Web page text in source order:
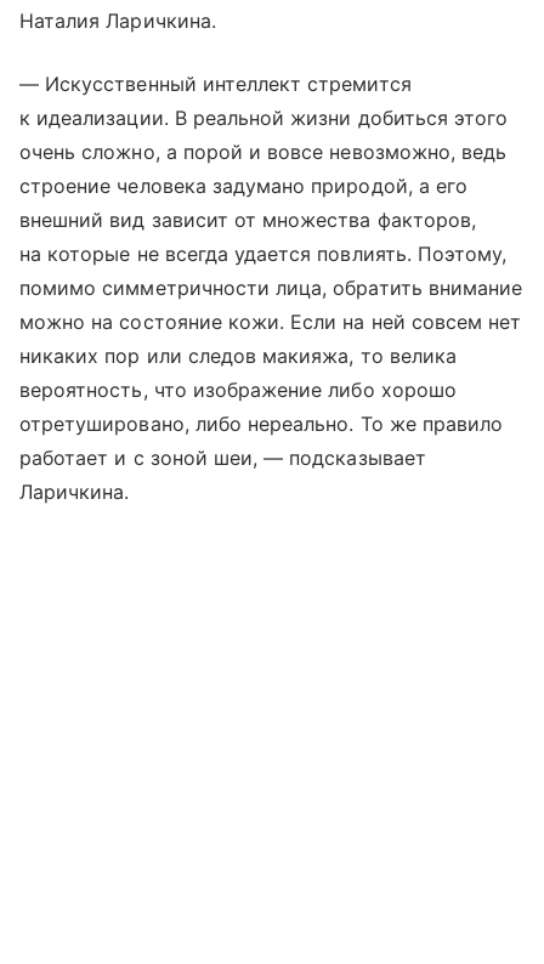
Наталия Ларичкина.
— Искусственный интеллект стремится
к идеализации. В реальной жизни добиться этого
очень сложно, а порой и вовсе невозможно, ведь
строение человека задумано природой, а его
внешний вид зависит от множества факторов,
на которые не всегда удается повлиять. Поэтому,
помимо симметричности лица, обратить внимание
можно на состояние кожи. Если на ней совсем нет
никаких пор или следов макияжа, то велика
вероятность, что изображение либо хорошо
отретушировано, либо нереально. То же правило
работает и с зоной шеи, — подсказывает
Ларичкина.